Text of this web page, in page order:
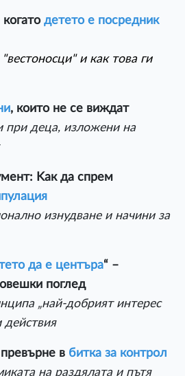
детето е посредник
и как това ги
, които не се виждат
при деца, изложени на
Kак да спрем
изнудване и начини за
да е центъра“ –
поглед
„най-добрият интерес
действия
в битка за контрол
на раздялата и пътя